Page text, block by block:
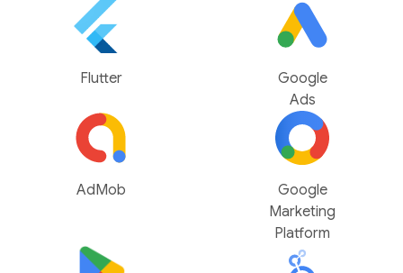
Flutter
Google
Ads
AdMob
Google
Marketing
Platform